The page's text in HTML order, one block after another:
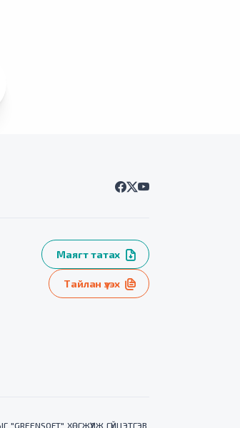
Маягт татах
Тайлан үзэх
"GREENSOFT" ХӨГЖҮҮЛЖ ГҮЙЦЭТГЭВ.